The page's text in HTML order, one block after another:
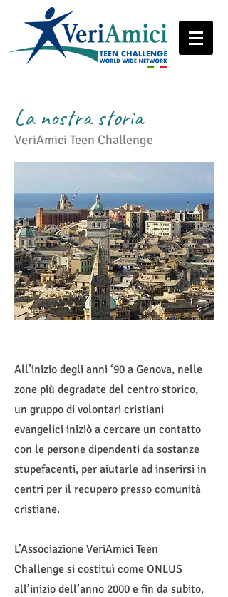
La nostra storia
VeriAmici Teen Challenge
All’inizio degli anni ‘90 a Genova, nelle
zone più degradate del centro storico,
un gruppo di volontari cristiani
evangelici iniziò a cercare un contatto
con le persone dipendenti da sostanze
stupefacenti, per aiutarle ad inserirsi in
centri per il recupero presso comunità
cristiane.
L’Associazione VeriAmici Teen
Challenge si costituì come ONLUS
all’inizio dell’anno 2000 e fin da subito,